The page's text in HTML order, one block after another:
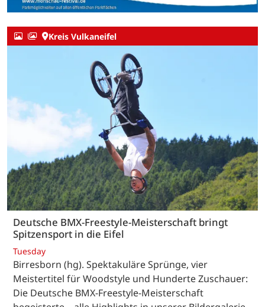
Kreis Vulkaneifel
Deutsche BMX-Freestyle-Meisterschaft bringt
Spitzensport in die Eifel
Tuesday
Birresborn (hg). Spektakuläre Sprünge, vier
Meistertitel für Woodstyle und Hunderte Zuschauer:
Die Deutsche BMX-Freestyle-Meisterschaft